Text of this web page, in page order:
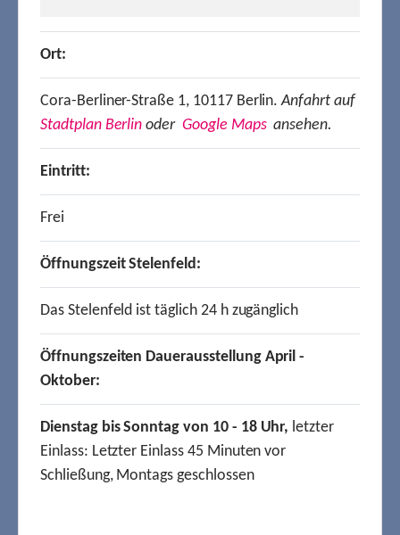
Ort:
Cora-Berliner-Straße 1, 10117 Berlin.Anfahrt auf
Stadtplan Berlin oder Google Mapsansehen.
Eintritt:
Frei
Öffnungszeit Stelenfeld:
Das Stelenfeld ist täglich 24 h zugänglich
Öffnungszeiten Dauerausstellung April -
Oktober:
Dienstag bis Sonntag von 10 - 18 Uhr, letzter
Einlass: Letzter Einlass 45 Minuten vor
Schließung, Montags geschlossen